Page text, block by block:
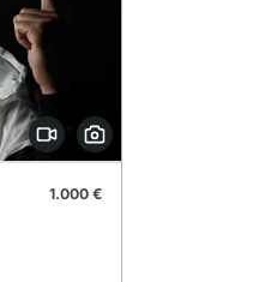
1.000 €